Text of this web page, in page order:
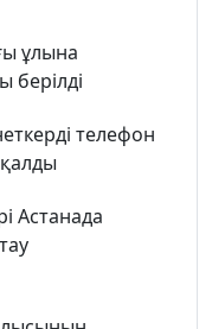
ұлына
телефон
Астанада